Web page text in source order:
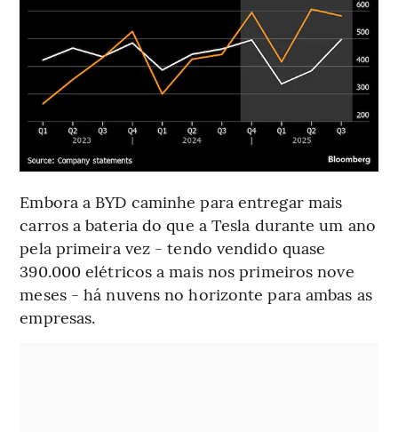
Embora a BYD caminhe para entregar mais
carros a bateria do que a Tesla durante um ano
pela primeira vez - tendo vendido quase
390.000 elétricos a mais nos primeiros nove
meses - há nuvens no horizonte para ambas as
empresas.